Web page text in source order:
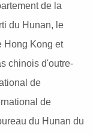
de la
du Hunan, le
Hong Kong et
chinois d'outre-
de
de
du Hunan du